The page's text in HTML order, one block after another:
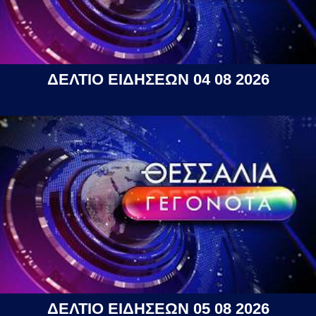
ΔΕΛΤΙΟ ΕΙΔΗΣΕΩΝ 04 08 2026
ΔΕΛΤΙΟ ΕΙΔΗΣΕΩΝ 05 08 2026